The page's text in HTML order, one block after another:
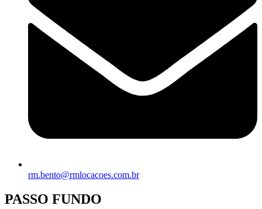
rm.bento@rmlocacoes.com.br
PASSO FUNDO